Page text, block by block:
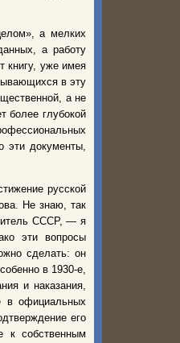
а мелких
а работу
книгу, уже имея
в эту
а не
более глубокой
эти документы,
русской
Не знаю, так
СССР, — я
эти вопросы
сделать: он
в 1930-е,
и наказания,
в официальных
его
к собственным